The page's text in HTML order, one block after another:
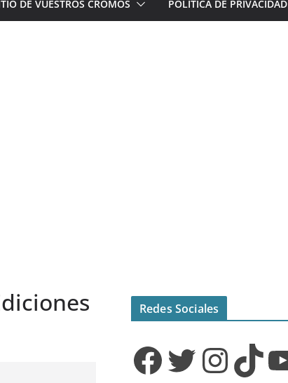
DE VUESTROS CROMOS POLÍTICA DE PRIVACIDAD
Redes Sociales
Facebook Twitter InstagramTikTok YouTube